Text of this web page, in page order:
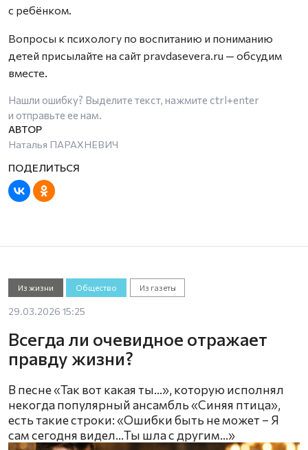
с ребёнком.
Вопросы к психологу по воспитанию и пониманию
детей присылайте на сайт pravdasevera.ru — обсудим
вместе.
Нашли ошибку? Выделите текст, нажмите ctrl+enter
и отправьте ее нам.
Наталья ПАРАХНЕВИЧ
Из жизни Общество Из газеты
29.03.2026 15:25
Всегда ли очевидное отражает
правду жизни?
В песне «Так вот какая ты…», которую исполнял
некогда популярный ансамбль «Синяя птица»,
есть такие строки: «Ошибки быть не может – Я
сам сегодня видел…Ты шла с другим…»